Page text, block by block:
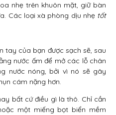
nhẹ trên khuôn mặt, giữ bàn
Các loại xà phòng dịu nhẹ tốt
tay của bạn được sạch sẽ, sau
nước ấm để mở các lỗ chân
nước nóng, bởi vì nó sẽ gây
cám nặng hơn.
bất cứ điều gì là thô. Chỉ cần
một miếng bọt biển mềm